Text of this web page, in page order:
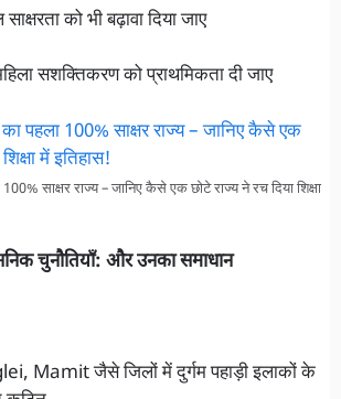
को भी बढ़ावा दिया जाए
सशक्तिकरण को प्राथमिकता दी जाए
साक्षर राज्य – जानिए कैसे एक छोटे राज्य ने रच दिया शिक्षा
चुनौतियाँ: और उनका समाधान
Mamit जैसे जिलों में दुर्गम पहाड़ी इलाकों के